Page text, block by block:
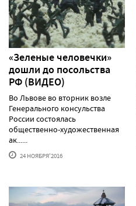
«Зеленые человечки»
дошли до посольства
РФ (ВИДЕО)
Во Львове во вторник возле
Генерального консульства
России состоялась
общественно-художественная
ак......
24 НОЯБРЯ'2016